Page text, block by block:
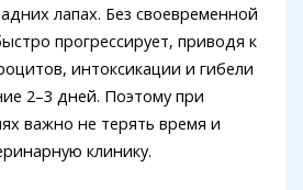
лапах. Без своевременной
прогрессирует, приводя к
интоксикации и гибели
2–3 дней. Поэтому при
важно не терять время и
клинику.